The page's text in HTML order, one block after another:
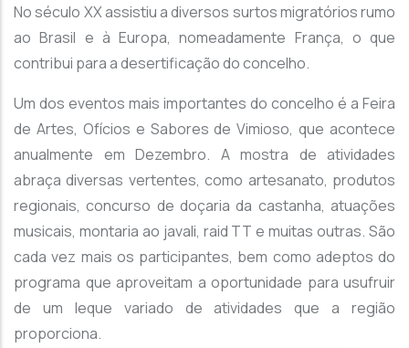
No século XX assistiu a diversos surtos migratórios rumo
ao Brasil e à Europa, nomeadamente França, o que
contribui para a desertificação do concelho.
Um dos eventos mais importantes do concelho é a Feira
de Artes, Ofícios e Sabores de Vimioso, que acontece
anualmente em Dezembro. A mostra de atividades
abraça diversas vertentes, como artesanato, produtos
regionais, concurso de doçaria da castanha, atuações
musicais, montaria ao javali, raid TT e muitas outras. São
cada vez mais os participantes, bem como adeptos do
programa que aproveitam a oportunidade para usufruir
de um leque variado de atividades que a região
proporciona.